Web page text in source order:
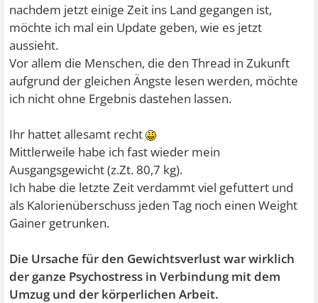
nachdem jetzt einige Zeit ins Land gegangen ist,
möchte ich mal ein Update geben, wie es jetzt
aussieht.
Vor allem die Menschen, die den Thread in Zukunft
aufgrund der gleichen Ängste lesen werden, möchte
ich nicht ohne Ergebnis dastehen lassen.
Ihr hattet allesamt recht
Mittlerweile habe ich fast wieder mein
Ausgangsgewicht (z.Zt. 80,7 kg).
Ich habe die letzte Zeit verdammt viel gefuttert und
als Kalorienüberschuss jeden Tag noch einen Weight
Gainer getrunken.
Die Ursache für den Gewichtsverlust war wirklich
der ganze Psychostress in Verbindung mit dem
Umzug und der körperlichen Arbeit.